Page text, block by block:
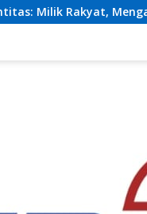
Tanpa Pamrih